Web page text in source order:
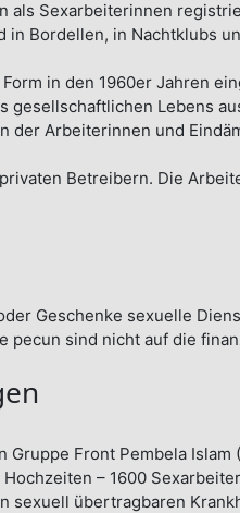
als Sexarbeiterinnen
Bordellen, in Nachtklubs
in den 1960er Jahren
gesellschaftlichen Lebens
der Arbeiterinnen und
Betreibern. Die
Geschenke sexuelle
pecun sind nicht auf die
Front Pembela
– 1600
sexuell übertragbaren